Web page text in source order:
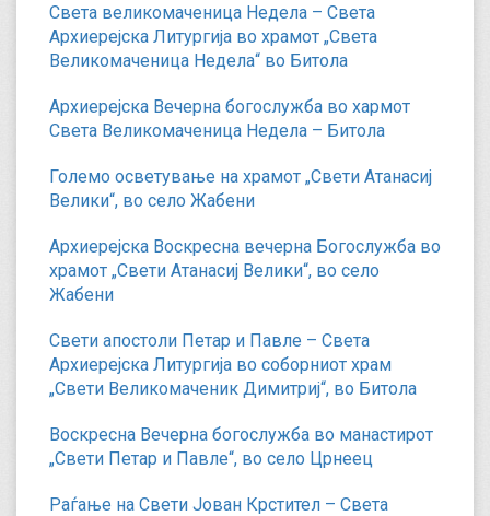
Света великомаченица Недела – Света
Архиерејска Литургија во храмот „Света
Великомаченица Недела“ во Битола
Архиерејска Вечерна богослужба во хармот
Света Великомаченица Недела – Битола
Големо осветување на храмот „Свети Атанасиј
Велики“, во село Жабени
Архиерејска Воскресна вечерна Богослужба во
храмот „Свети Атанасиј Велики“, во село
Жабени
Свети апостоли Петар и Павле – Света
Архиерејска Литургија во соборниот храм
„Свети Великомаченик Димитриј“, во Битола
Воскресна Вечерна богослужба во манастирот
„Свети Петар и Павле“, во село Црнеец
Раѓање на Свети Јован Крстител – Света